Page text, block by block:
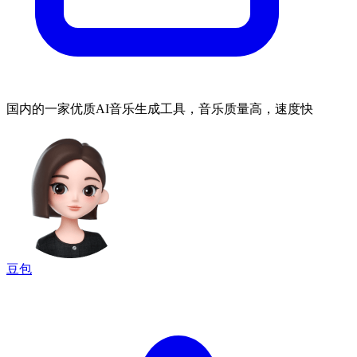
国内的一家优质AI音乐生成工具，音乐质量高，速度快
豆包